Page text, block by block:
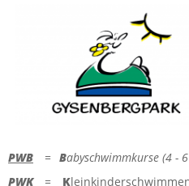
SCHWIMMKURSE
FERIEN-KURSE
ZUR HAUPTSEITE
PWB = Babyschwimmkurse (4 -
PWK
= K